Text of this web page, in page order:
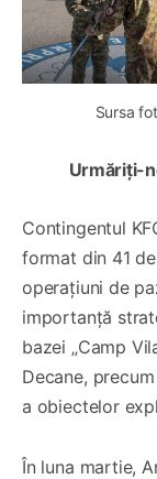
Sursa
Urmăriți-
Contingentul
format din 41
operațiuni de
importanță
bazei „Camp
Decane,
a obiectelor
În luna martie,